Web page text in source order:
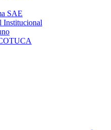
SAE
Institucional